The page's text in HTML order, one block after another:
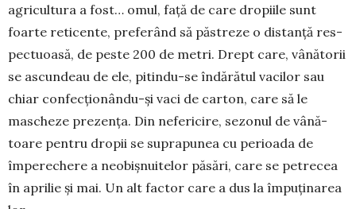
agricultura a fost… omul, față de care dropiile sunt
foar­te reti­cen­te, preferând să păstreze o distanță res­
pec­tuoasă, de peste 200 de metri. Drept care, vânătorii
se ascundeau de ele, pitindu-se îndărătul vacilor sau
chiar con­fecționându-și vaci de carton, care să le
mascheze pre­zența. Din nefericire, sezonul de vână­
toare pentru dropii se suprapunea cu perioada de
împere­chere a neobiș­nui­telor păsări, care se petrecea
în aprilie și mai. Un alt fac­tor care a dus la îm­puținarea